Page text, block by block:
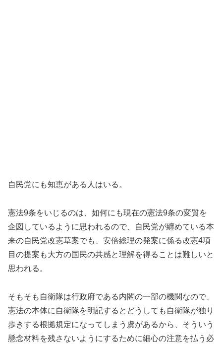
自民党にも知恵がある人はいる。
憲法9条をいじるのは、如何にも現在の憲法9条の変質を
企図しているように思われるので、自民党が纏めている本
来の自民党改憲草案でも、安倍総理の発案に係る改憲4項
目の提案も大方の国民の共感と理解を得ることは難しいと
思われる。
そもそも自衛隊は行政府である内閣の一部の機関なので、
憲法の本体に自衛隊を明記するとどうしても自衛隊が独り
歩きする根拠規定になってしまう虞があるから、そういう
懸念材料を残さないようにするために細心の注意を払う必